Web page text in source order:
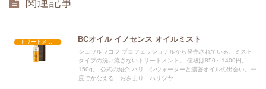
関連記事
BCオイル イノセンス オイルミスト
シュワルツコフ プロフェッショナルから発売されている、ミスト
タイプの洗い流さないトリートメント。 値段は850～1400円。
150g。 公式の紹介 ハリコシウォーターと濃密オイルの出会い。一
度でかなえる おさまり、ハリツヤ...